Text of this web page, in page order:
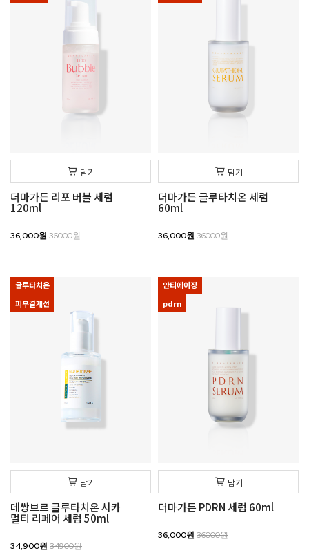
담기
더마가든 리포 버블 세럼
120ml
36,000원 36000원
담기
더마가든 글루타치온 세럼
60ml
36,000원 36000원
글루타치온
피부결개선
담기
데쌍브르 글루타치온 시카
멀티 리페어 세럼 50ml
34,900원 34900원
안티에이징
pdrn
담기
더마가든 PDRN 세럼 60ml
36,000원 36000원